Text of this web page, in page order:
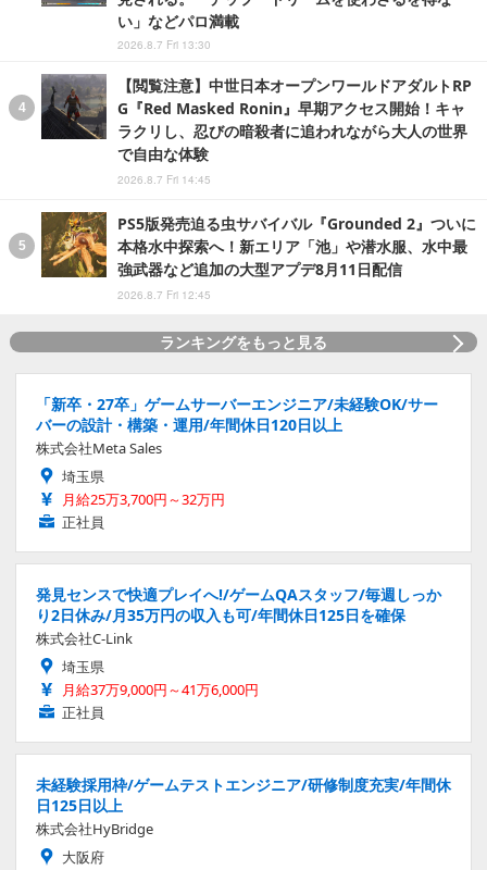
い」などパロ満載
2026.8.7 Fri 13:30
【閲覧注意】中世日本オープンワールドアダルトRP
G『Red Masked Ronin』早期アクセス開始！キャ
ラクリし、忍びの暗殺者に追われながら大人の世界
で自由な体験
2026.8.7 Fri 14:45
PS5版発売迫る虫サバイバル『Grounded 2』ついに
本格水中探索へ！新エリア「池」や潜水服、水中最
強武器など追加の大型アプデ8月11日配信
2026.8.7 Fri 12:45
ランキングをもっと見る
「新卒・27卒」ゲームサーバーエンジニア/未経験OK/サー
バーの設計・構築・運用/年間休日120日以上
株式会社Meta Sales
埼玉県
月給25万3,700円～32万円
正社員
発見センスで快適プレイへ!/ゲームQAスタッフ/毎週しっか
り2日休み/月35万円の収入も可/年間休日125日を確保
株式会社C-Link
埼玉県
月給37万9,000円～41万6,000円
正社員
未経験採用枠/ゲームテストエンジニア/研修制度充実/年間休
日125日以上
株式会社HyBridge
大阪府